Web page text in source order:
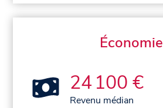
Économie
24 100 €
Revenu médian